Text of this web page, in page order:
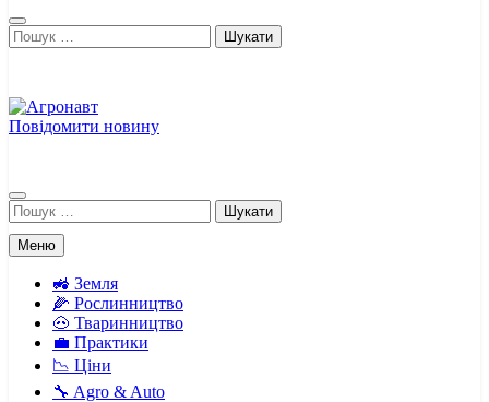
Пошук:
Повідомити новину
Пошук:
Меню
🚜 Земля
🌽 Рослинництво
🐽 Тваринництво
💼 Практики
📉 Ціни
🔧 Agro & Auto